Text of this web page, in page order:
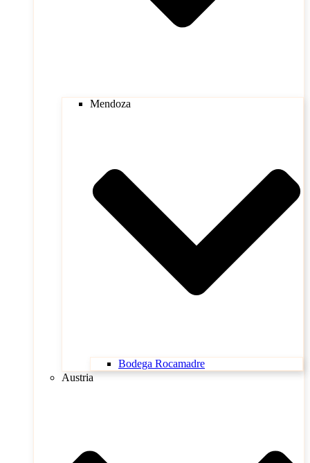
Mendoza
Bodega Rocamadre
Austria